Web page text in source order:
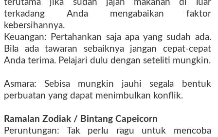
terutama jika sudah jajan makanan di luar
terkadang Anda mengabaikan faktor
kebersihannya.
Keuangan: Pertahankan saja apa yang sudah ada.
Bila ada tawaran sebaiknya jangan cepat-cepat
Anda terima. Pelajari dulu dengan seteliti mungkin.
Asmara: Sebisa mungkin jauhi segala bentuk
perbuatan yang dapat menimbulkan konflik.
Ramalan Zodiak / Bintang Capeicorn
Peruntungan: Tak perlu ragu untuk mencoba